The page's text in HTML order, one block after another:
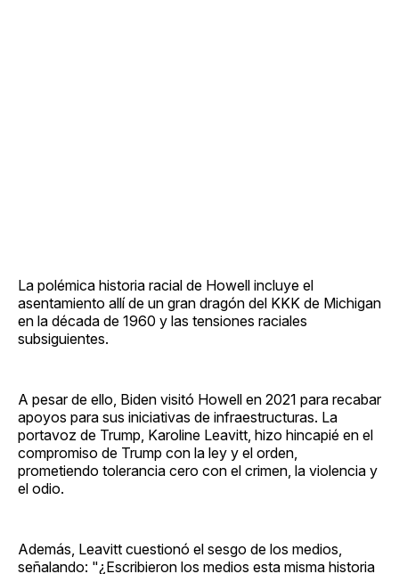
La polémica historia racial de Howell incluye el
asentamiento allí de un gran dragón del KKK de Michigan
en la década de 1960 y las tensiones raciales
subsiguientes.
A pesar de ello, Biden visitó Howell en 2021 para recabar
apoyos para sus iniciativas de infraestructuras. La
portavoz de Trump, Karoline Leavitt, hizo hincapié en el
compromiso de Trump con la ley y el orden,
prometiendo tolerancia cero con el crimen, la violencia y
el odio.
Además, Leavitt cuestionó el sesgo de los medios,
señalando: "¿Escribieron los medios esta misma historia